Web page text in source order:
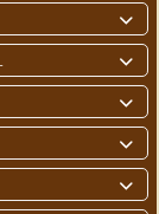




